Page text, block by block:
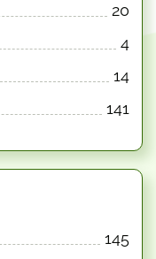
20
4
14
141
145